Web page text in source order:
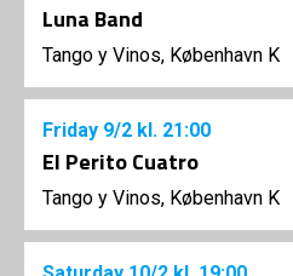
Luna Band
Tango y Vinos, København K
Friday 9/2 kl. 21:00
El Perito Cuatro
Tango y Vinos, København K